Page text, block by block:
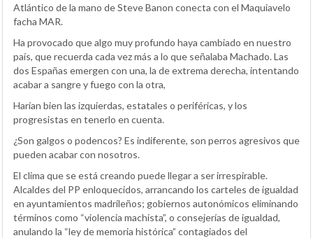
Atlántico de la mano de Steve Banon conecta con el Maquiavelo
facha MAR.
Ha provocado que algo muy profundo haya cambiado en nuestro
país, que recuerda cada vez más a lo que señalaba Machado. Las
dos Españas emergen con una, la de extrema derecha, intentando
acabar a sangre y fuego con la otra,
Harían bien las izquierdas, estatales o periféricas, y los
progresistas en tenerlo en cuenta.
¿Son galgos o podencos? Es indiferente, son perros agresivos que
pueden acabar con nosotros.
El clima que se está creando puede llegar a ser irrespirable.
Alcaldes del PP enloquecidos, arrancando los carteles de igualdad
en ayuntamientos madrileños; gobiernos autonómicos eliminando
términos como “violencia machista”, o consejerías de igualdad,
anulando la “ley de memoria histórica” contagiados del